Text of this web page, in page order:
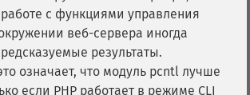
с функциями управления
веб-сервера иногда
результаты.
означает, что модуль pcntl лучше
если PHP работает в режиме CLI